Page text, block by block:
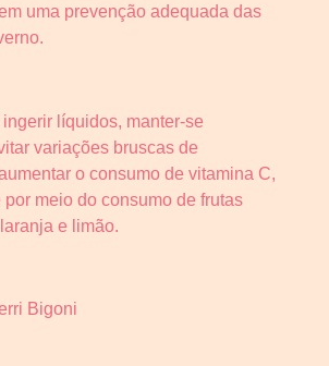
uma prevenção adequada das
líquidos, manter-se
variações bruscas de
o consumo de vitamina C,
meio do consumo de frutas
e limão.
Bigoni